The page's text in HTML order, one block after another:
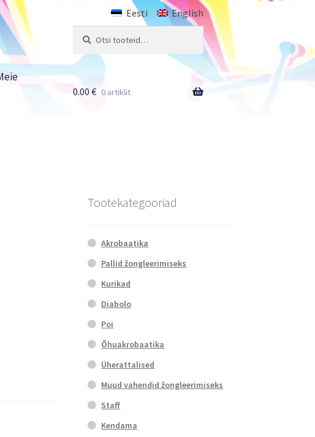
Eesti English
0.00€ 0 artiklit
Tootekategooriad
Akrobaatika
Pallid žongleerimiseks
Kurikad
Diabolo
Poi
Õhuakrobaatika
Üherattalised
Muud vahendid žongleerimiseks
Staff
Kendama